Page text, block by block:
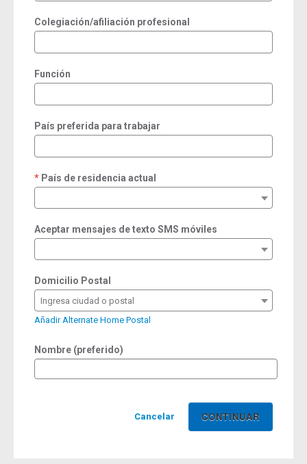
Colegiación/afiliación profesional
Función
País preferida para trabajar
País de residencia actual
required
Aceptar mensajes de texto SMS móviles
Domicilio Postal
Ingresa ciudad o postal
Añadir Alternate Home Postal
Nombre (preferido)
Cancelar